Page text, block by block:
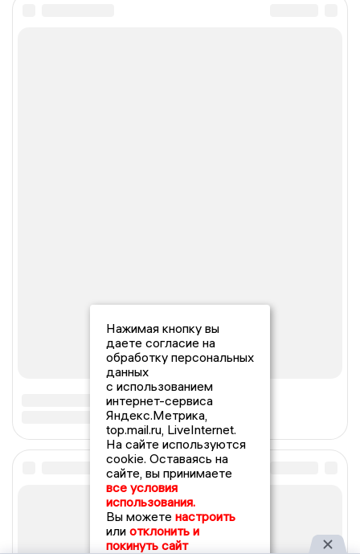
Нажимая кнопку вы
даете согласие на
обработку персональных
данных
с использованием
интернет-сервиса
Яндекс.Метрика,
top.mail.ru, LiveInternet.
На сайте используются
cookie. Оставаясь на
сайте, вы принимаете
все условия
использования.
Вы можете настроить
или отклонить и
покинуть сайт